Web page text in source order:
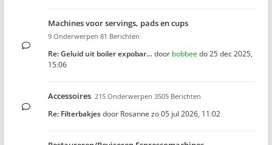
Machines voor servings, pads en cups
9 Onderwerpen 81 Berichten
Re: Geluid uit boiler expobar… door bobbeedo 25 dec 2025,
15:06
Accessoires 215 Onderwerpen 3505 Berichten
Re: Filterbakjesdoor Rosanne zo 05 jul 2026, 11:02